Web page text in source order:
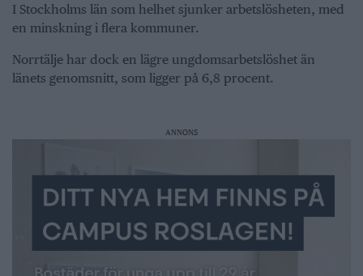
I Stockholms län som helhet sjunker arbetslösheten, med
en minskning i flera kommuner.
Norrtälje har dock en lägre ungdomsarbetslöshet än
länets genomsnitt, som ligger på 6,8 procent.
ANNONS